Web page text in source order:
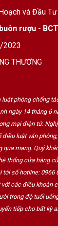
và Đầu
rượu -
2023
THƯƠNG
luật phòng chống
ngày 14 tháng 6
mại điện tử.
luật văn
qua mạng. Quý
thống cửa hàng
tới số hotline: 0966
các điều khoản
trong độ tuổi
tiếp cho bất kỳ